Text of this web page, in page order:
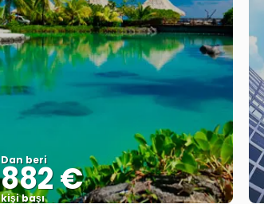
Dan beri
882 €
kişi başı